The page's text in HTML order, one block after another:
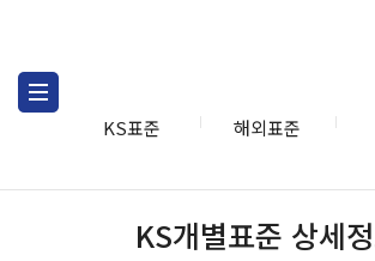
KS표준 해외표준
KS개별표준 상세